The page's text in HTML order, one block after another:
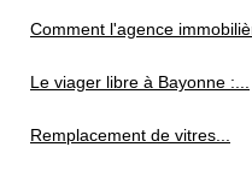
Comment l'agence
Le viager libre à Bayonne :...
Remplacement de vitres...